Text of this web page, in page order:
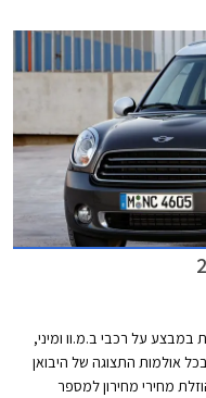
במבצע על רכבי ב.מ.וו ומיני,
שיערך בין התאריכים 6-8 ביוני בכל אולמות התצוגה של היבואן
מחירי מחירון למספר